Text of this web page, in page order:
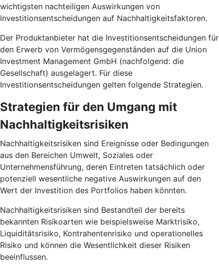
wichtigsten nachteiligen Auswirkungen von
Investitionsentscheidungen auf Nachhaltigkeitsfaktoren.
Der Produktanbieter hat die Investitionsentscheidungen für
den Erwerb von Vermögensgegenständen auf die Union
Investment Management GmbH (nachfolgend: die
Gesellschaft) ausgelagert. Für diese
Investitionsentscheidungen gelten folgende Strategien.
Strategien für den Umgang mit
Nachhaltigkeitsrisiken
Nachhaltigkeitsrisiken sind Ereignisse oder Bedingungen
aus den Bereichen Umwelt, Soziales oder
Unternehmensführung, deren Eintreten tatsächlich oder
potenziell wesentliche negative Auswirkungen auf den
Wert der Investition des Portfolios haben könnten.
Nachhaltigkeitsrisiken sind Bestandteil der bereits
bekannten Risikoarten wie beispielsweise Marktrisiko,
Liquiditätsrisiko, Kontrahentenrisiko und operationelles
Risiko und können die Wesentlichkeit dieser Risiken
beeinflussen.